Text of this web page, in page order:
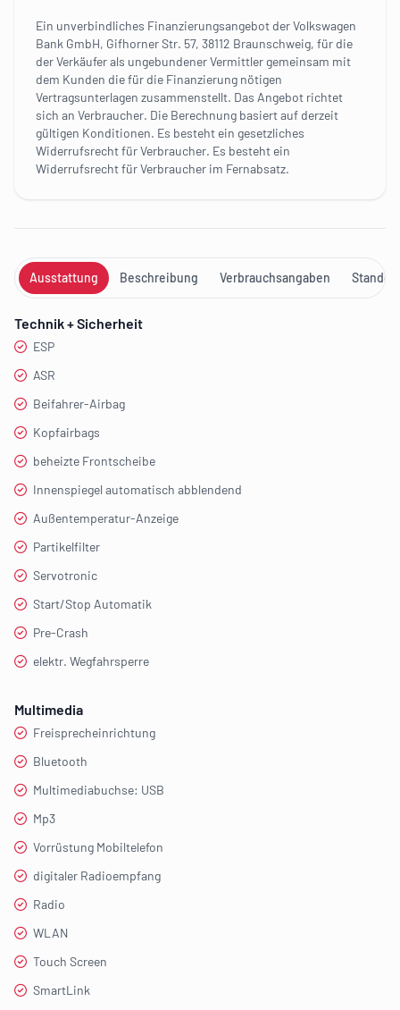
Ein unverbindliches Finanzierungsangebot der Volkswagen
Bank GmbH, Gifhorner Str. 57, 38112 Braunschweig, für die
der Verkäufer als ungebundener Vermittler gemeinsam mit
dem Kunden die für die Finanzierung nötigen
Vertragsunterlagen zusammenstellt. Das Angebot richtet
sich an Verbraucher. Die Berechnung basiert auf derzeit
gültigen Konditionen. Es besteht ein gesetzliches
Widerrufsrecht für Verbraucher. Es besteht ein
Widerrufsrecht für Verbraucher im Fernabsatz.
Ausstattung Beschreibung Verbrauchsangaben Standort
Technik + Sicherheit
ESP
ASR
Beifahrer-Airbag
Kopfairbags
beheizte Frontscheibe
Innenspiegel automatisch abblendend
Außentemperatur-Anzeige
Partikelfilter
Servotronic
Start/Stop Automatik
Pre-Crash
elektr. Wegfahrsperre
Multimedia
Freisprecheinrichtung
Bluetooth
Multimediabuchse: USB
Mp3
Vorrüstung Mobiltelefon
digitaler Radioempfang
Radio
WLAN
Touch Screen
SmartLink